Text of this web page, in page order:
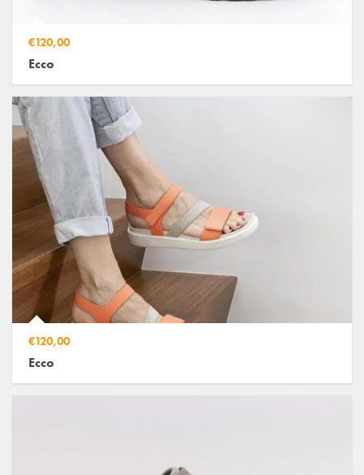
€120,00
Ecco
€120,00
Ecco